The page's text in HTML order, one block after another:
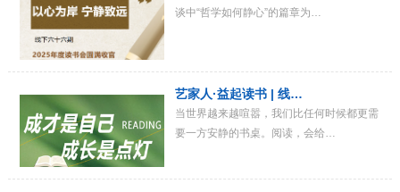
谈中“哲学如何静心”的篇章为…
艺家人·益起读书 | 线…
当世界越来越喧嚣，我们比任何时候都更需
要一方安静的书桌。阅读，会给…